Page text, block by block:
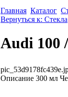
Главная Каталог
Вернуться к: Стекла
Audi 100
Описание 300 мл